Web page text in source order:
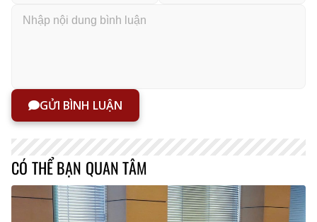
GỬI BÌNH LUẬN
CÓ THỂ BẠN QUAN TÂM